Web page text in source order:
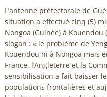
L’antenne préfectorale de
situation a effectué cinq (5)
Nongoa (Guinée) à Kouendou
slogan : « le problème de
Kouendou ni à Nongoa mais
France, l’Angleterre et la
sensibilisation a fait baisser
populations frontalières et